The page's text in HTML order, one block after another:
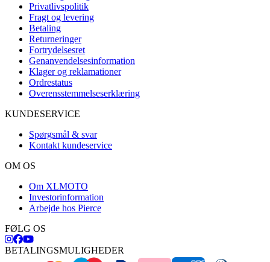
Privatlivspolitik
Fragt og levering
Betaling
Returneringer
Fortrydelsesret
Genanvendelsesinformation
Klager og reklamationer
Ordrestatus
Overensstemmelseserklæring
KUNDESERVICE
Spørgsmål & svar
Kontakt kundeservice
OM OS
Om XLMOTO
Investorinformation
Arbejde hos Pierce
FØLG OS
BETALINGSMULIGHEDER